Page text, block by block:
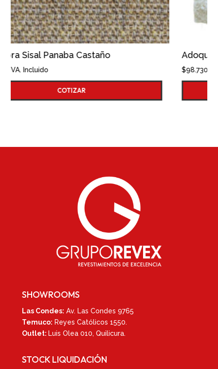
Adoquin Micosa 10x10
SHOWROOMS
Las Condes: Av. Las Condes 9765
Temuco: Reyes Católicos 1550.
Outlet: Luis Olea 010, Quilicura.
STOCK LIQUIDACIÓN